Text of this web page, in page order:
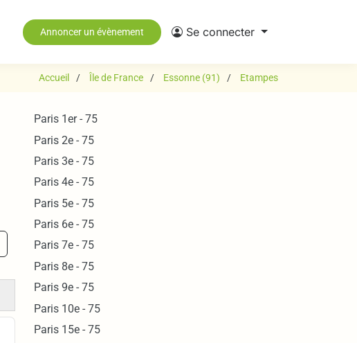
Annoncer un évènement Se connecter
Accueil Île de France Essonne (91) Etampes
Paris 1er - 75
Paris 2e - 75
Paris 3e - 75
Paris 4e - 75
Paris 5e - 75
Paris 6e - 75
Paris 7e - 75
Paris 8e - 75
Paris 9e - 75
Paris 10e - 75
Paris 15e - 75